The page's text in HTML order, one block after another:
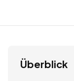
Überblick